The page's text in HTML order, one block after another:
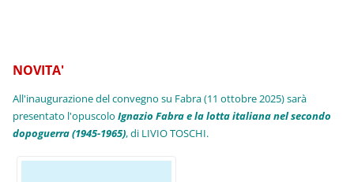
NOVITA'
All'inaugurazione del convegno su Fabra (11 ottobre 2025) sarà
presentato l'opuscoloIgnazio Fabra e la lotta italiana nel secondo
dopoguerra (1945-1965), di LIVIO TOSCHI.